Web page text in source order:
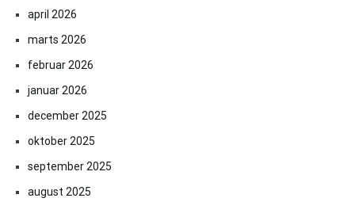
april 2026
marts 2026
februar 2026
januar 2026
december 2025
oktober 2025
september 2025
august 2025